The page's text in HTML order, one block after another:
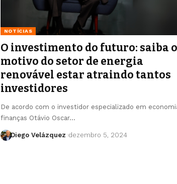
NOTÍCIAS
O investimento do futuro: saiba o
motivo do setor de energia
renovável estar atraindo tantos
investidores
De acordo com o investidor especializado em
finanças Otávio Oscar…
Diego Velázquez dezembro 5, 2024